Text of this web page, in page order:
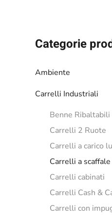
Categorie
Ambiente
Carrelli Industriali
Benne Ribaltabili
Carrelli 2 Ruote
Carrelli a carico
Carrelli a scaffale
Carrelli cabinati
Carrelli Cash &
Carrelli con